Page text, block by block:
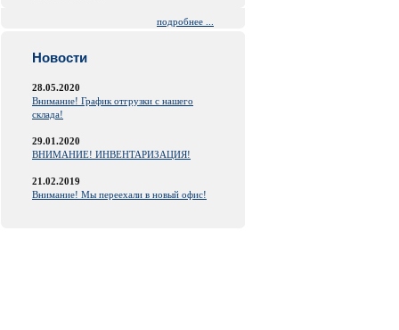
подробнее ...
Новости
28.05.2020
Внимание! График отгрузки с нашего
склада!
29.01.2020
ВНИМАНИЕ! ИНВЕНТАРИЗАЦИЯ!
21.02.2019
Внимание! Мы переехали в новый офис!